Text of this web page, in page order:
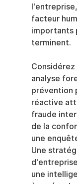
facteur
importants
terminent.
analyse
prévention
réactive
fraude
de la
une
Une
une